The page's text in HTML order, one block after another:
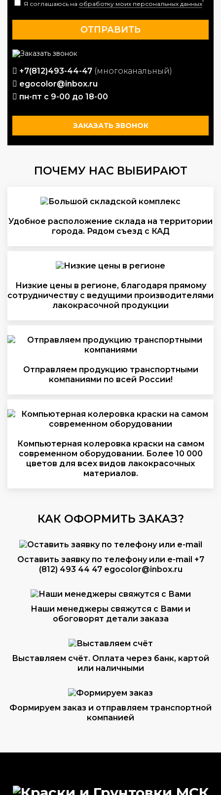
Я соглашаюсь на обработку моих персональных данных*
+7(812)493-44-47 (многоканальный)
egocolor@inbox.ru
пн-пт с 9-00 до 18-00
ЗАКАЗАТЬ ЗВОНОК
ПОЧЕМУ НАС ВЫБИРАЮТ
Удобное расположение склада на территории
города. Рядом съезд с КАД
Низкие цены в регионе, благодаря прямому
сотрудничеству с ведущими производителями
лакокрасочной продукции
Отправляем продукцию транспортными
компаниями по всей России!
Компьютерная колеровка краски на самом
современном оборудовании. Более 10 000
цветов для всех видов лакокрасочных
материалов.
КАК ОФОРМИТЬ ЗАКАЗ?
Оставить заявку по телефону или e-mail +7
(812) 493 44 47 egocolor@inbox.ru
Наши менеджеры свяжутся с Вами и
обоговорят детали заказа
Выставляем счёт. Оплата через банк, картой
или наличными
Формируем заказ и отправляем транспортной
компанией